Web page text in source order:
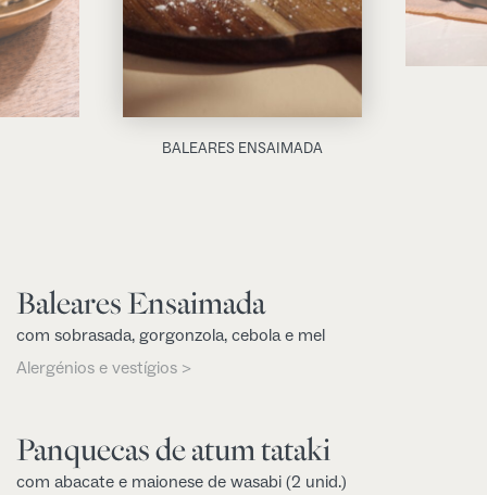
BALEARES ENSAIMADA
Baleares Ensaimada
com sobrasada, gorgonzola, cebola e mel
Alergénios e vestígios >
Panquecas de atum tataki
com abacate e maionese de wasabi (2 unid.)